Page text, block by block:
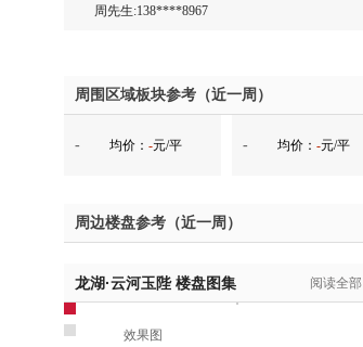
林女士:136****3668
魏女士:138****0324
韩女士:158****2390
赵先生:139****8548
钱先生:139****7316
黄先生:138****7263
周围区域板块参考（近一周）
- 均价： -元/平 - 均价： -元/平
周边楼盘参考（近一周）
龙湖·云河玉陛楼盘图集 阅读全部
效果图